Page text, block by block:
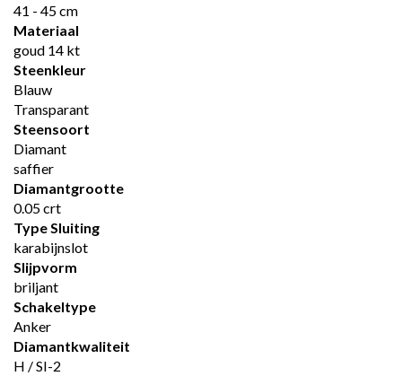
41 - 45 cm
Materiaal
goud 14 kt
Steenkleur
Blauw
Transparant
Steensoort
Diamant
saffier
Diamantgrootte
0.05 crt
Type Sluiting
karabijnslot
Slijpvorm
briljant
Schakeltype
Anker
Diamantkwaliteit
H / SI-2